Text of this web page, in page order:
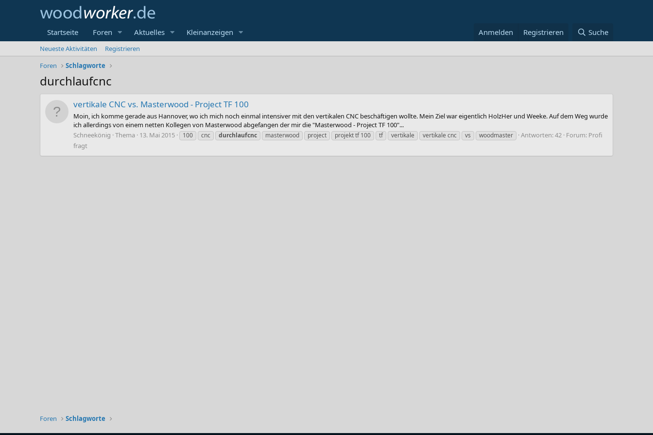
Startseite Foren Aktuelles Kleinanzeigen Anmelden Registrieren Suche
Neueste Aktivitäten
Registrieren
Foren
Schlagworte
durchlaufcnc
vertikale CNC vs. Masterwood - Project TF 100
Moin, ich komme gerade aus Hannover, wo ich mich noch einmal intensiver mit den vertikalen CNC beschäftigen wollte. Mein Ziel war eigentlich HolzHer und Weeke. Auf dem Weg wurde
ich allerdings von einem netten Kollegen von Masterwood abgefangen der mir die "Masterwood - Project TF 100"...
Schneekönig Thema 13. Mai 2015 100 cnc durchlaufcnc masterwood project projekt tf 100 tf vertikale vertikale cnc vs woodmaster Antworten: 42 Forum: Profi
fragt
Foren Schlagworte